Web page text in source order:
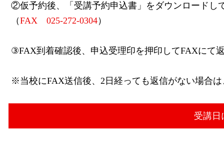
②仮予約後、「受講予約申込書」をダウンロードし
（FAX 025-272-0304）
③FAX到着確認後、申込受理印を押印してFAXにて
※当校にFAX送信後、2日経っても返信がない場合
受講日